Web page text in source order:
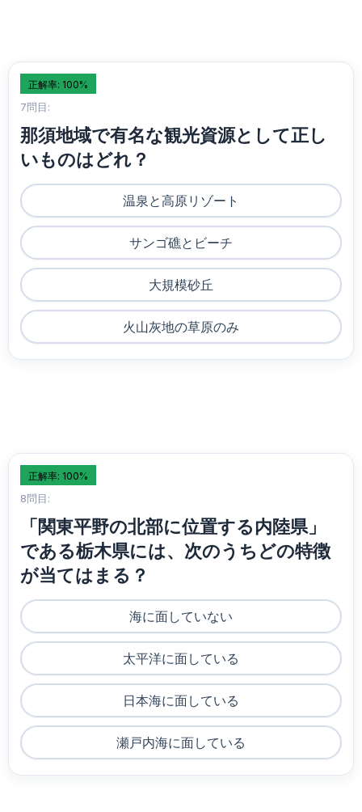
正解率: 100%
7問目:
那須地域で有名な観光資源として正し
いものはどれ？
温泉と高原リゾート
サンゴ礁とビーチ
大規模砂丘
火山灰地の草原のみ
正解率: 100%
8問目:
「関東平野の北部に位置する内陸県」
である栃木県には、次のうちどの特徴
が当てはまる？
海に面していない
太平洋に面している
日本海に面している
瀬戸内海に面している